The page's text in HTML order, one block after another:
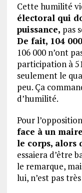
Cette humilité
électoral qui
puissance, pas
De fait, 104
106 000 n’ont
participation à
seulement le
peu. Ça
d’humilité.
Pour
face à un
le corps, alors
essaiera d’être
le remarque,
lui, n’est pas